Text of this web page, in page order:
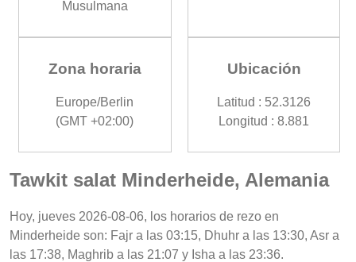
Musulmana
Zona horaria
Europe/Berlin
(GMT +02:00)
Ubicación
Latitud : 52.3126
Longitud : 8.881
Tawkit salat Minderheide, Alemania
Hoy, jueves 2026-08-06, los horarios de rezo en
Minderheide son: Fajr a las 03:15, Dhuhr a las 13:30, Asr a
las 17:38, Maghrib a las 21:07 y Isha a las 23:36.